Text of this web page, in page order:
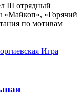
III отрядный
«Майкоп», «Горячий
по мотивам